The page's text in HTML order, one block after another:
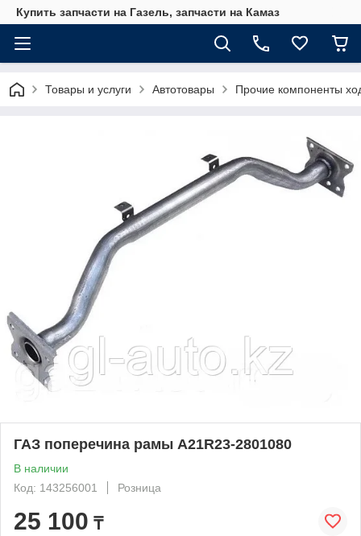
Купить запчасти на Газель, запчасти на Камаз
Товары и услуги Автотовары Прочие компоненты
ГАЗ поперечина рамы A21R23-2801080
В наличии
Код: 143256001
Розница
25 100 ₸